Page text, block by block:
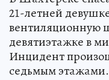
21-летней
вентиляционную
девятиэтажке в
Инцидент
седьмым этажами.